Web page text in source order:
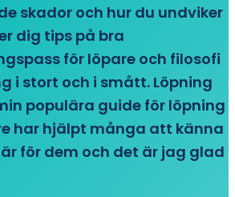
skador och hur du undviker
dig tips på bra
för löpare och filosofi
i stort och i smått. Löpning
populära guide för löpning
har hjälpt många att känna
för dem och det är jag glad